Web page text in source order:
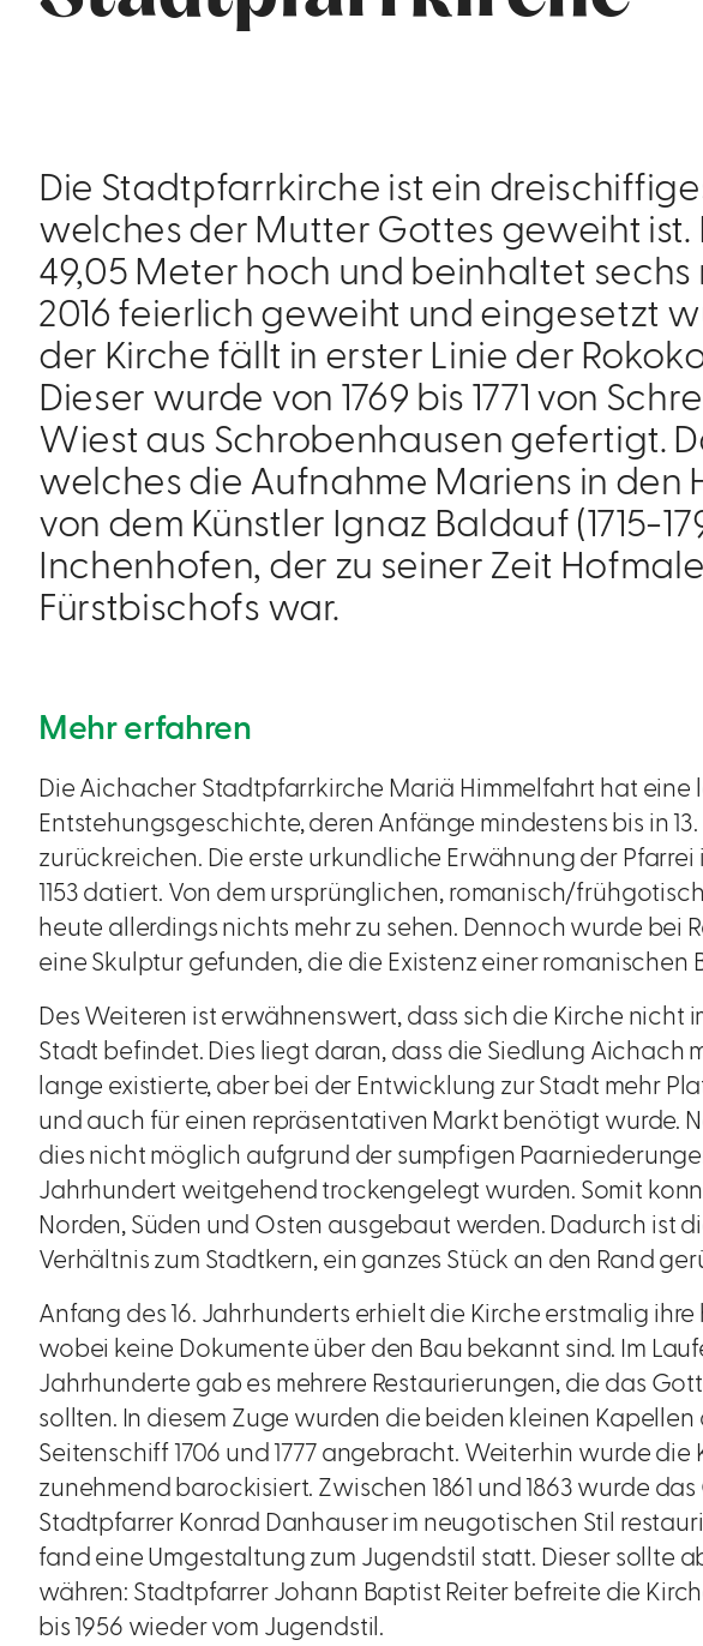
Die Stadtpfarrkirche ist ein
welches der Mutter Gottes geweiht ist.
49,05 Meter hoch und beinhaltet
2016 feierlich geweiht und eingesetzt
der Kirche fällt in erster Linie der
Dieser wurde von 1769 bis 1771 von
Wiest aus Schrobenhausen gefertigt.
welches die Aufnahme Mariens in den
von dem Künstler Ignaz Baldauf (1715-
Inchenhofen, der zu seiner Zeit
Fürstbischofs war.
Mehr erfahren
Die Aichacher Stadtpfarrkirche Mariä Himmelfahrt hat eine
Entstehungsgeschichte, deren Anfänge mindestens bis in
zurückreichen. Die erste urkundliche Erwähnung der Pfarrei
1153 datiert. Von dem ursprünglichen, romanisch/
heute allerdings nichts mehr zu sehen. Dennoch wurde bei
eine Skulptur gefunden, die die Existenz einer romanischen
Des Weiteren ist erwähnenswert, dass sich die Kirche nicht
Stadt befindet. Dies liegt daran, dass die Siedlung Aichach
lange existierte, aber bei der Entwicklung zur Stadt mehr
und auch für einen repräsentativen Markt benötigt wurde.
dies nicht möglich aufgrund der sumpfigen
Jahrhundert weitgehend trockengelegt wurden. Somit
Norden, Süden und Osten ausgebaut werden. Dadurch ist
Verhältnis zum Stadtkern, ein ganzes Stück an den Rand
Anfang des 16. Jahrhunderts erhielt die Kirche erstmalig
wobei keine Dokumente über den Bau bekannt sind. Im
Jahrhunderte gab es mehrere Restaurierungen, die das
sollten. In diesem Zuge wurden die beiden kleinen Kapellen
Seitenschiff 1706 und 1777 angebracht. Weiterhin wurde die
zunehmend barockisiert. Zwischen 1861 und 1863 wurde
Stadtpfarrer Konrad Danhauser im neugotischen Stil
fand eine Umgestaltung zum Jugendstil statt. Dieser sollte
währen: Stadtpfarrer Johann Baptist Reiter befreite die
bis 1956 wieder vom Jugendstil.